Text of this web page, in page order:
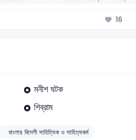
16
মনীশ ঘটক
শিব্রাম
বাংলায় বিদেশী সাহিত্যিক ও সাহিত্যকর্ম